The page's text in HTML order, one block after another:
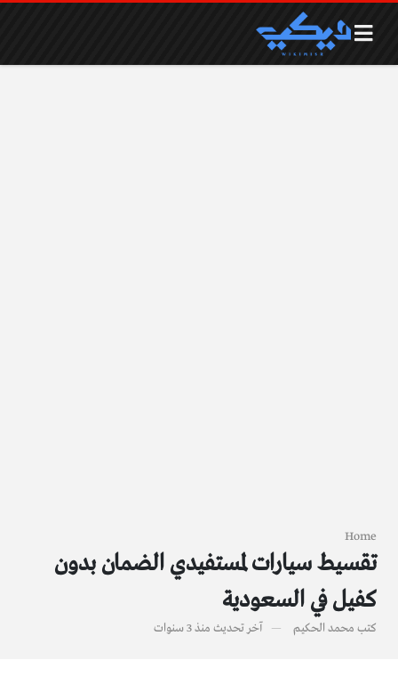
Home
تقسيط سيارات لمستفيدي الضمان بدون
كفيل في السعودية
كتب محمد الحكيم آخر تحديث منذ 3 سنوات